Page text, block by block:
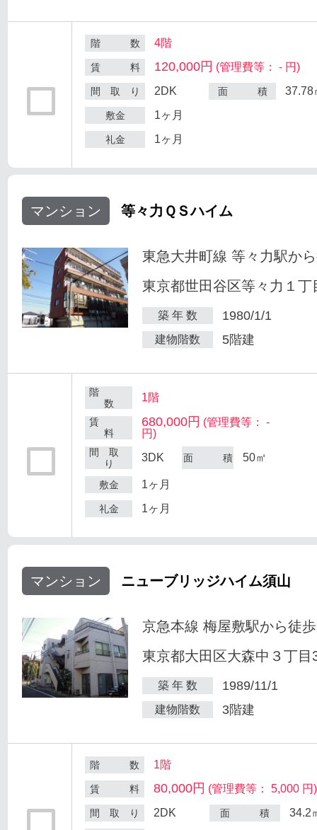
階 数 4階
賃 料 120,000円 (管理費等： - 円)
間 取 り 2DK 面 積 37.78
敷金 1ヶ月
礼金 1ヶ月
マンション 等々力ＱＳハイム
東急大井町線 等々力駅か
東京都世田谷区等々力１丁
築 年 数 1980/1/1
建物階数 5階建
階
数
1階
賃
料
680,000円 (管理費等： -
円)
間 取
り
3DK 面 積 50㎡
敷金 1ヶ月
礼金 1ヶ月
マンション ニューブリッジハイム須山
京急本線 梅屋敷駅から徒
東京都大田区大森中３丁目
築 年 数 1989/11/1
建物階数 3階建
階 数 1階
賃 料 80,000円 (管理費等： 5,000 円)
間 取 り 2DK 面 積 34.2